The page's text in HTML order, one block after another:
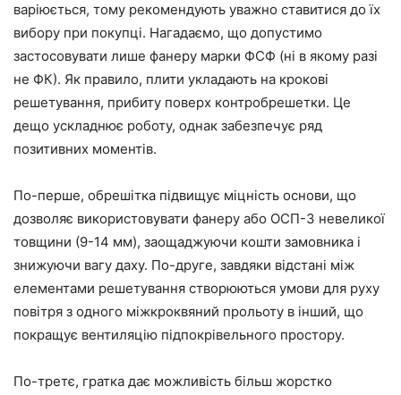
варіюється, тому рекомендують уважно ставитися до їх
вибору при покупці. Нагадаємо, що допустимо
застосовувати лише фанеру марки ФСФ (ні в якому разі
не ФК). Як правило, плити укладають на крокові
решетування, прибиту поверх контробрешетки. Це
дещо ускладнює роботу, однак забезпечує ряд
позитивних моментів.
По-перше, обрешітка підвищує міцність основи, що
дозволяє використовувати фанеру або ОСП-3 невеликої
товщини (9-14 мм), заощаджуючи кошти замовника і
знижуючи вагу даху. По-друге, завдяки відстані між
елементами решетування створюються умови для руху
повітря з одного міжкроквяний прольоту в інший, що
покращує вентиляцію підпокрівельного простору.
По-третє, гратка дає можливість більш жорстко